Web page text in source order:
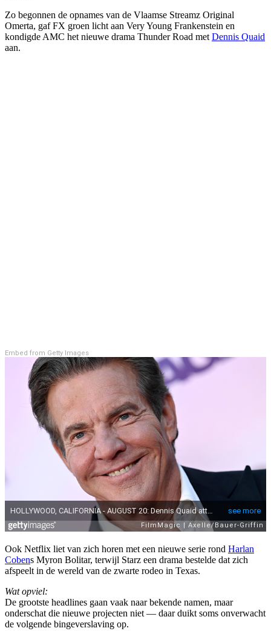
Zo begonnen de opnames van de Vlaamse Streamz Original
Omerta, gaf FX groen licht aan Very Young Frankenstein en
kondigde AMC het nieuwe drama Thunder Road met Dennis Quaid
aan.
Embed from Getty Images
Ook Netflix liet van zich horen met een nieuwe serie rond Harlan
Cobens Myron Bolitar, terwijl Starz een drama bestelde dat zich
afspeelt in de wereld van de zwarte rodeo in Texas.
Wat opviel:
De grootste headlines gaan vaak naar bekende namen, maar
onderschat die nieuwe projecten niet — daar duikt soms onverwacht
de volgende bingeverslaving op.